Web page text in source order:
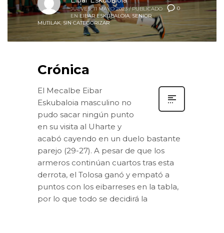
0
JUEVES, 11 MAYO 2023 / PUBLICADO
EN EIBAR ESKUBALOIA, SENIOR
MUTILAK,SIN CATEGORIZAR
Crónica
El Mecalbe Eibar
Eskubaloia masculino no
pudo sacar ningún punto
en su visita al Uharte y
acabó cayendo en un duelo bastante
parejo (29-27). A pesar de que los
armeros continúan cuartos tras esta
derrota, el Tolosa ganó y empató a
puntos con los eibarreses en la tabla,
por lo que todo se decidirá la